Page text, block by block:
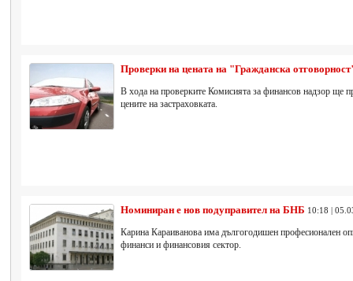
Проверки на цената на "Гражданска
В хода на проверките Комисията за финансов надзор ще
цените на застраховката.
Номиниран е нов подуправител на БНБ 10:18 |
Карина Караиванова има дългогодишен професионален
финанси и финансовия сектор.